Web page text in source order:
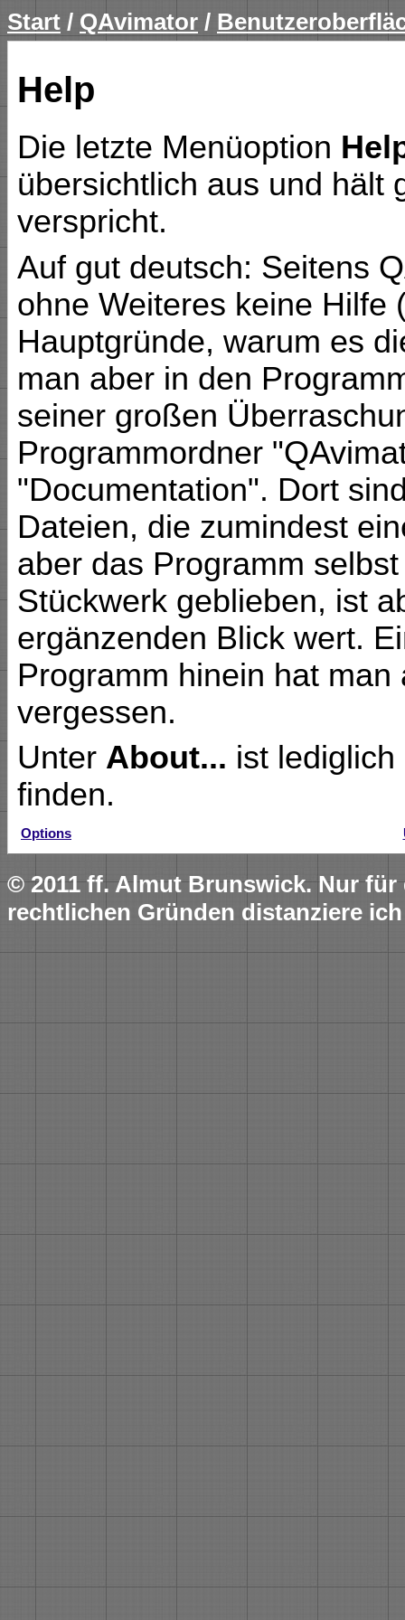
Start / QAvimator /
Help
Die letzte Menüoption
übersichtlich aus und hält
verspricht.
Auf gut deutsch: Seitens
ohne Weiteres keine Hilfe
Hauptgründe, warum es
man aber in den
seiner großen
Programmordner
"Documentation". Dort
Dateien, die zumindest
aber das Programm
Stückwerk geblieben, ist
ergänzenden Blick wert.
Programm hinein hat
vergessen.
Unter About... ist
finden.
Options
© 2011 ff. Almut Brunswick. Nur
rechtlichen Gründen distanziere